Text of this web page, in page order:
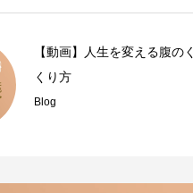
【動画】人生を変える腹のく
くり方
Blog